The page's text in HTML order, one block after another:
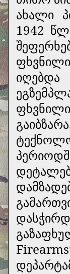
ახალი
1942